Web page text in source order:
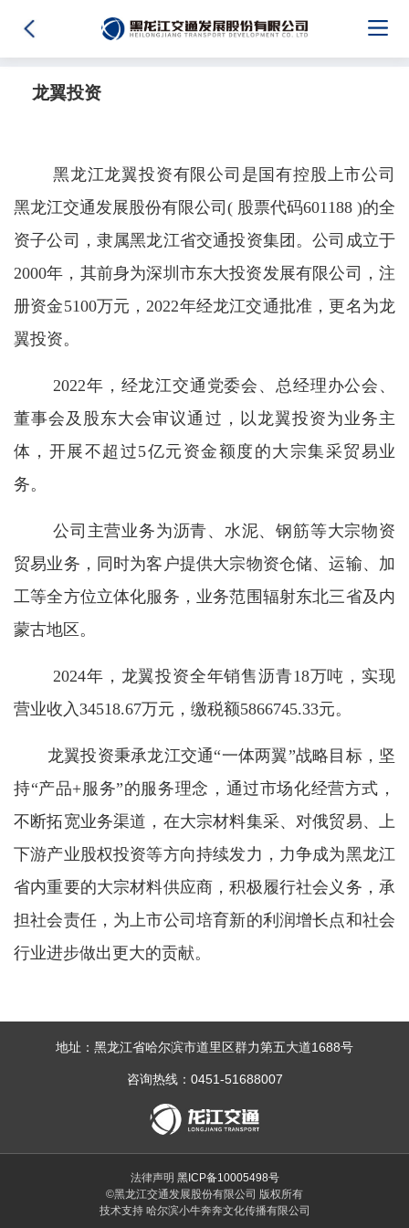
龙翼投资
黑龙江龙翼投资有限公司是国有控股上市公司
黑龙江交通发展股份有限公司( 股票代码601188 )的全
资子公司，隶属黑龙江省交通投资集团。公司成立于
2000年，其前身为深圳市东大投资发展有限公司，注
册资金5100万元，2022年经龙江交通批准，更名为龙
翼投资。
2022年，经龙江交通党委会、总经理办公会、
董事会及股东大会审议通过，以龙翼投资为业务主
体，开展不超过5亿元资金额度的大宗集采贸易业
务。
公司主营业务为沥青、水泥、钢筋等大宗物资
贸易业务，同时为客户提供大宗物资仓储、运输、加
工等全方位立体化服务，业务范围辐射东北三省及内
蒙古地区。
2024年，龙翼投资全年销售沥青18万吨，实现
营业收入34518.67万元，缴税额5866745.33元。
龙翼投资秉承龙江交通“一体两翼”战略目标，坚
持“产品+服务”的服务理念，通过市场化经营方式，
不断拓宽业务渠道，在大宗材料集采、对俄贸易、上
下游产业股权投资等方向持续发力，力争成为黑龙江
省内重要的大宗材料供应商，积极履行社会义务，承
担社会责任，为上市公司培育新的利润增长点和社会
行业进步做出更大的贡献。
地址：黑龙江省哈尔滨市道里区群力第五大道1688号
咨询热线：0451-51688007
法律声明 黑ICP备10005498号
©黑龙江交通发展股份有限公司 版权所有
技术支持 哈尔滨小牛奔奔文化传播有限公司